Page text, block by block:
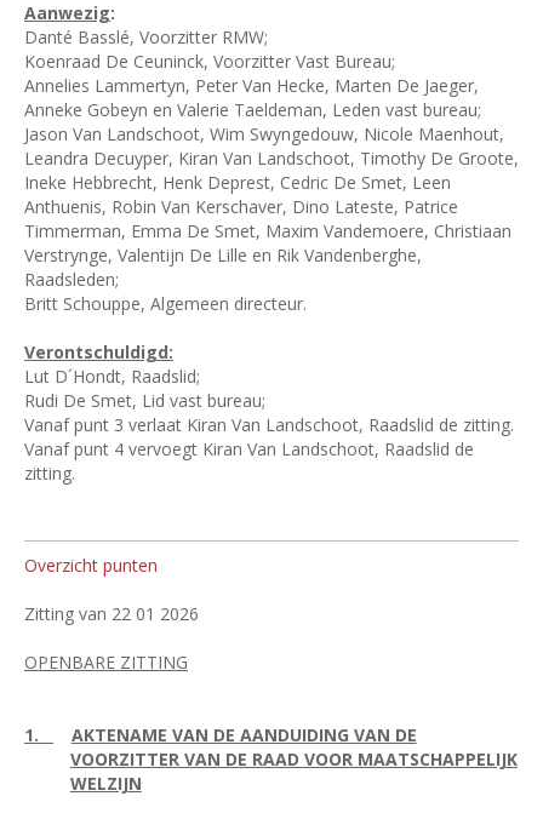
Aanwezig:
Danté Basslé, Voorzitter RMW;
Koenraad De Ceuninck, Voorzitter Vast Bureau;
Annelies Lammertyn, Peter Van Hecke, Marten De Jaeger,
Anneke Gobeyn en Valerie Taeldeman, Leden vast bureau;
Jason Van Landschoot, Wim Swyngedouw, Nicole Maenhout,
Leandra Decuyper, Kiran Van Landschoot, Timothy De Groote,
Ineke Hebbrecht, Henk Deprest, Cedric De Smet, Leen
Anthuenis, Robin Van Kerschaver, Dino Lateste, Patrice
Timmerman, Emma De Smet, Maxim Vandemoere, Christiaan
Verstrynge, Valentijn De Lille en Rik Vandenberghe,
Raadsleden;
Britt Schouppe, Algemeen directeur.
Verontschuldigd:
Lut D´Hondt, Raadslid;
Rudi De Smet, Lid vast bureau;
Vanaf punt 3 verlaat Kiran Van Landschoot, Raadslid de zitting.
Vanaf punt 4 vervoegt Kiran Van Landschoot, Raadslid de
zitting.
Overzicht punten
Zitting van 22 01 2026
OPENBARE ZITTING
1.
AKTENAME VAN DE AANDUIDING VAN DE
VOORZITTER VAN DE RAAD VOOR MAATSCHAPPELIJK
WELZIJN